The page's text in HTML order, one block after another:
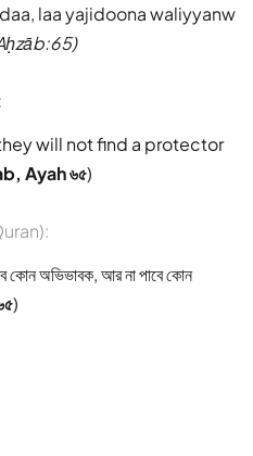
laa yajidoona waliyyanw
will not find a protector
Ayah ৬৫)
কোন অভিভাবক, আর না পাবে কোন
)